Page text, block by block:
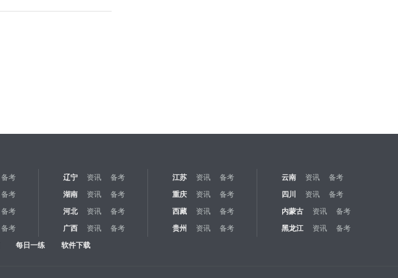
备考 辽宁 资讯 备考 江苏 资讯 备考 云南 资讯
备考
备考 湖南 资讯 备考 重庆 资讯 备考 四川 资讯
备考
备考 河北 资讯 备考 西藏 资讯 备考 内蒙古 资讯
备考
备考 广西 资讯 备考 贵州 资讯 备考 黑龙江 资讯
备考
每日一练 软件下载